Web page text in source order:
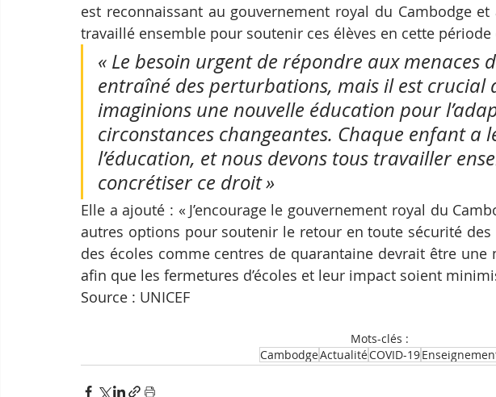
est reconnaissant au gouvernement royal du Cambodge et
travaillé ensemble pour soutenir ces élèves en cette
« Le besoin urgent de répondre aux menaces
entraîné des perturbations, mais il est crucial
imaginions une nouvelle éducation pour
circonstances changeantes. Chaque enfant a
l’éducation, et nous devons tous travailler
concrétiser ce droit »
Elle a ajouté : « J’encourage le gouvernement royal du
autres options pour soutenir le retour en toute sécurité des
des écoles comme centres de quarantaine devrait être une
afin que les fermetures d’écoles et leur impact soient
Source : UNICEF
Mots-clés :
CambodgeActualitéCOVID-19